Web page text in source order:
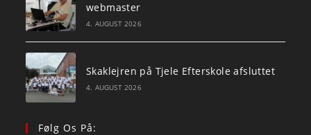
webmaster
4. AUGUST 2026
Skaklejren på Tjele Efterskole afsluttet
4. AUGUST 2026
Følg Os På: